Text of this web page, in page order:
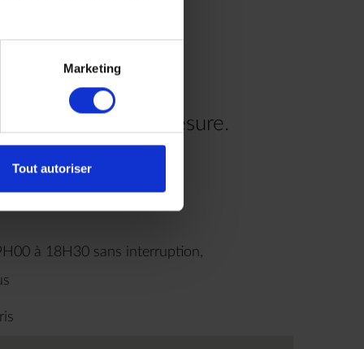
Marketing
Tout autoriser
voyage à votre mesure.
à 18H30 sans interruption,